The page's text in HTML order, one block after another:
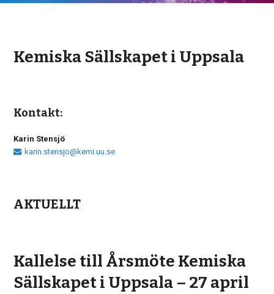
Kemiska Sällskapet i Uppsala
Kontakt:
Karin Stensjö
karin.stensjo@kemi.uu.se
AKTUELLT
Kallelse till Årsmöte Kemiska
Sällskapet i Uppsala – 27 april